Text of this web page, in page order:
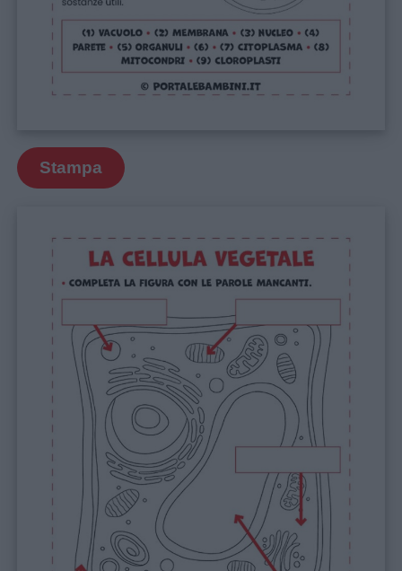
Stampa